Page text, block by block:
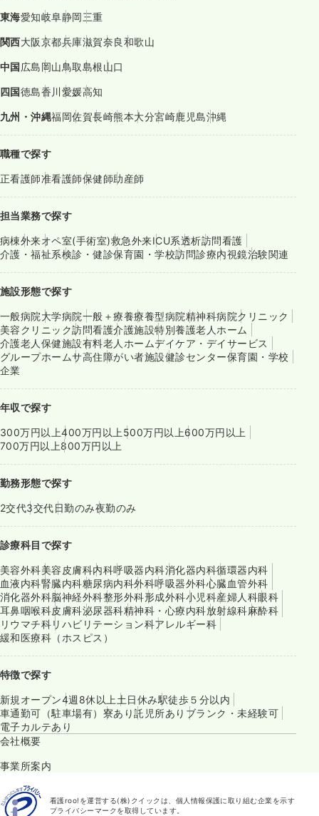
東海愛知岐阜静岡三重
関西大阪京都兵庫滋賀奈良和歌山
中国広島岡山鳥取島根山口
四国徳島香川愛媛高知
九州・沖縄福岡佐賀長崎熊本大分宮崎鹿児島沖縄
職種で探す
正看護師准看護師保健師助産師
担当業務で探す
病棟外来オペ室(手術室)救急外来ICU系透析訪問看護
介護・福祉系検診・健診保育園・学校訪問診療内視鏡治験関連
施設形態で探す
一般病院大学病院一般＋療養療養型病院精神科病院クリニック
美容クリニック訪問看護介護施設特別養護老人ホーム
介護老人保健施設有料老人ホームデイケア・デイサービス
グループホームサ高住障がい者施設健診センター保育園・学校
企業
年収で探す
300万円以上400万円以上 500万円以上600万円以上
700万円以上800万円以上
勤務形態で探す
2交代3交代日勤のみ夜勤のみ
診療科目で探す
美容外科美容皮膚科内科呼吸器内科消化器内科循環器内科
血液内科腎臓内科糖尿病内科外科呼吸器外科心臓血管外科
消化器外科脳神経外科整形外科形成外科小児科産婦人科眼科
耳鼻咽喉科皮膚科泌尿器科精神科・心療内科放射線科麻酔科
リウマチ科リハビリテーション科アレルギー科
緩和医療科（ホスピス）
特徴で探す
新規オープン4週8休以上 土日休み駅徒歩５分以内
車通勤可（駐車場有） 寮あり託児所あり ブランク・未経験可
電子カルテあり
会社概要
事業所案内
看護roo!を運営する(株)クイックは、個人情報保護に取り組む企業を示す
プライバシーマークを取得しています。